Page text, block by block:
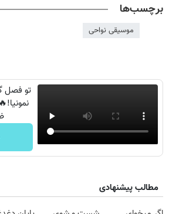
برچسب‌ها
موسیقی نواحی
تو فصل
مطالب پیشنهادی